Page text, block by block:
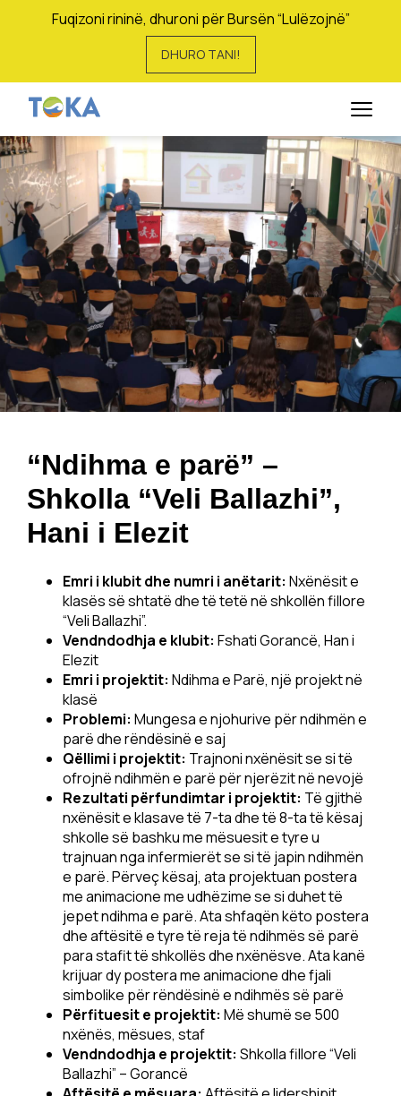
Fuqizoni rininë, dhuroni për Bursën “Lulëzojnë”
DHURO TANI!
“Ndihma e parë” –
Shkolla “Veli Ballazhi”,
Hani i Elezit
Emri i klubit dhe numri i anëtarit: Nxënësit e
klasës së shtatë dhe të tetë në shkollën fillore
“Veli Ballazhi”.
Vendndodhja e klubit: Fshati Gorancë, Han i
Elezit
Emri i projektit: Ndihma e Parë, një projekt në
klasë
Problemi: Mungesa e njohurive për ndihmën e
parë dhe rëndësinë e saj
Qëllimi i projektit: Trajnoni nxënësit se si të
ofrojnë ndihmën e parë për njerëzit në nevojë
Rezultati përfundimtar i projektit: Të gjithë
nxënësit e klasave të 7-ta dhe të 8-ta të kësaj
shkolle së bashku me mësuesit e tyre u
trajnuan nga infermierët se si të japin ndihmën
e parë. Përveç kësaj, ata projektuan postera
me animacione me udhëzime se si duhet të
jepet ndihma e parë. Ata shfaqën këto postera
dhe aftësitë e tyre të reja të ndihmës së parë
para stafit të shkollës dhe nxënësve. Ata kanë
krijuar dy postera me animacione dhe fjali
simbolike për rëndësinë e ndihmës së parë
Përfituesit e projektit: Më shumë se 500
nxënës, mësues, staf
Vendndodhja e projektit: Shkolla fillore “Veli
Ballazhi” – Gorancë